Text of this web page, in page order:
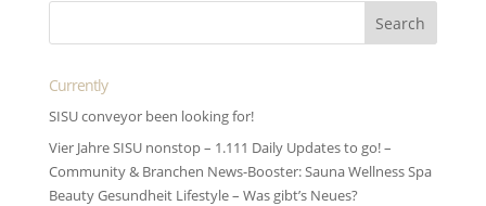
Currently
SISU conveyor been looking for!
Vier Jahre SISU nonstop – 1.111 Daily Updates to go! –
Community & Branchen News-Booster: Sauna Wellness Spa
Beauty Gesundheit Lifestyle – Was gibt’s Neues?